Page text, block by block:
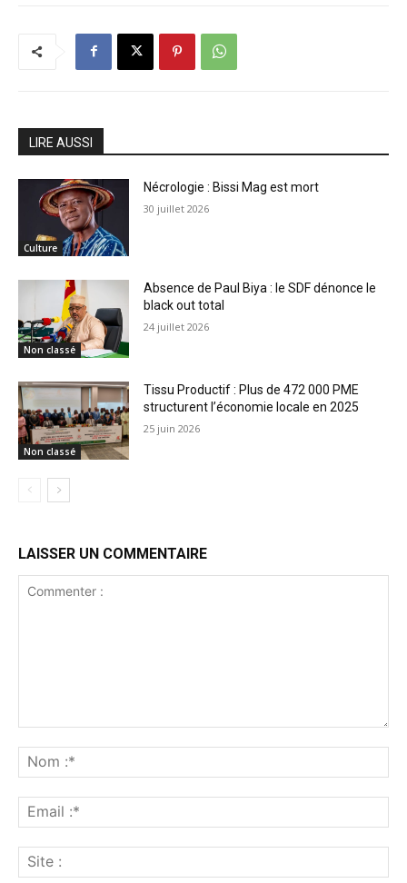
LIRE AUSSI
Culture
Nécrologie : Bissi Mag est mort
30 juillet 2026
Non classé
Absence de Paul Biya : le SDF dénonce le
black out total
24 juillet 2026
Non classé
Tissu Productif : Plus de 472 000 PME
structurent l’économie locale en 2025
25 juin 2026
LAISSER UN COMMENTAIRE
:*
:*
: